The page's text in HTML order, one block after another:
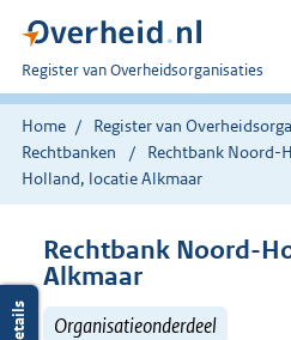
U
bent
nu
hier:
Register van Overheidsorganisaties
Home Register van
Rechtbanken
Rechtbank Noord-
Holland, locatie Alkmaar
Rechtbank Noord-
Alkmaar
Organisatieonderdeel